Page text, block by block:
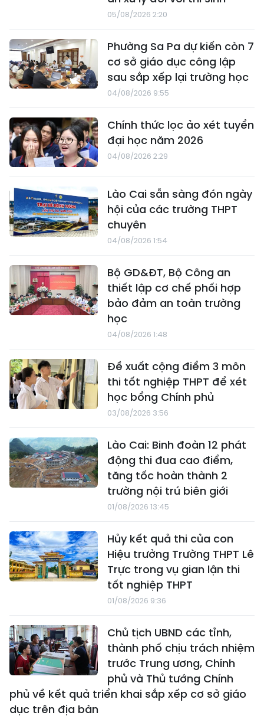
05/08/2026 2:20
Phường Sa Pa dự kiến còn 7
cơ sở giáo dục công lập
sau sắp xếp lại trường học
04/08/2026 9:55
Chính thức lọc ảo xét tuyển
đại học năm 2026
04/08/2026 2:29
Lào Cai sẵn sàng đón ngày
hội của các trường THPT
chuyên
04/08/2026 1:54
Bộ GD&ĐT, Bộ Công an
thiết lập cơ chế phối hợp
bảo đảm an toàn trường
học
04/08/2026 1:48
Đề xuất cộng điểm 3 môn
thi tốt nghiệp THPT để xét
học bổng Chính phủ
03/08/2026 3:56
Lào Cai: Binh đoàn 12 phát
động thi đua cao điểm,
tăng tốc hoàn thành 2
trường nội trú biên giới
01/08/2026 13:45
Hủy kết quả thi của con
Hiệu trưởng Trường THPT Lê
Trực trong vụ gian lận thi
tốt nghiệp THPT
01/08/2026 9:36
Chủ tịch UBND các tỉnh,
thành phố chịu trách nhiệm
trước Trung ương, Chính
phủ và Thủ tướng Chính
phủ về kết quả triển khai sắp xếp cơ sở giáo
dục trên địa bàn